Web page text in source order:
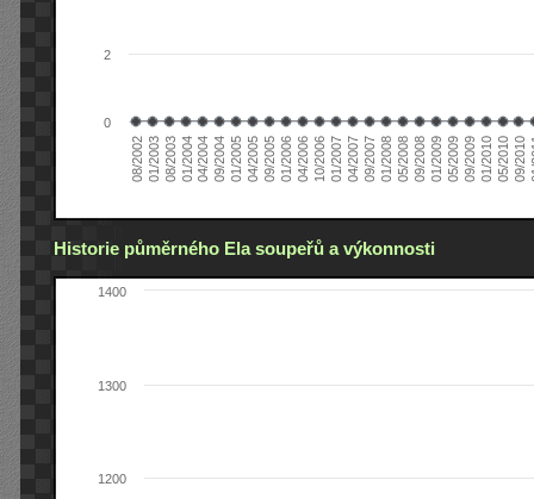
08/200201/200308/200301/200404/200409/200401/200504/200509/200501/200604/200610/200601/200704/200709/200701/200805/200809/200801/200905/200909/200901/201005/201009/2010
0
2
Historie půměrného Ela soupeřů a výkonnosti
1200
1300
1400